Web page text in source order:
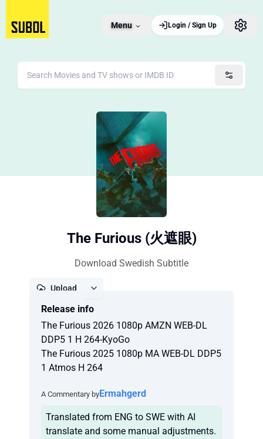
Menu Login / Sign Up
The Furious (火遮眼)
Download Swedish Subtitle
Upload
Release info
The Furious 2026 1080p AMZN WEB-DL
DDP5 1 H 264-KyoGo
The Furious 2025 1080p MA WEB-DL DDP5
1 Atmos H 264
A Commentary byErmahgerd
Translated from ENG to SWE with AI
translate and some manual adjustments.